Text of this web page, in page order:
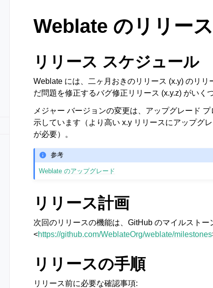
Weblate のリリース
リリース スケジュール
Weblate には、二ヶ月おきのリリース (x.y) のリ
だ問題を修正するバグ修正リリース (x.y.z) がいく
メジャー バージョンの変更は、アップグレード
示しています（より高い x.y リリースにアップグ
が必要）。
参考
Weblate のアップグレード
リリース計画
次回のリリースの機能は、GitHub のマイルストー
<https://github.com/WeblateOrg/weblate/milestones
リリースの手順
リリース前に必要な確認事項: